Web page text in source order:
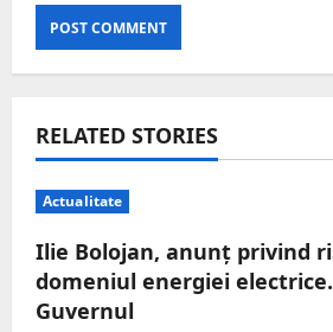
RELATED STORIES
Actualitate
Ilie Bolojan, anunț privind
domeniul energiei electrice.
Guvernul